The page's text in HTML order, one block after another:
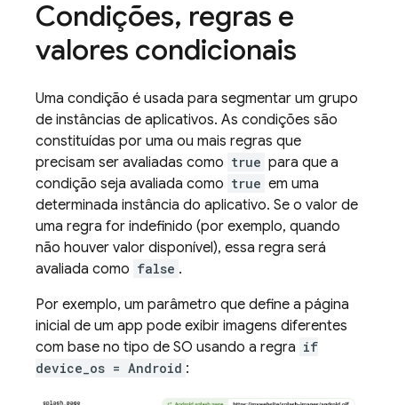
Condições, regras e
valores condicionais
Uma condição é usada para segmentar um grupo
de instâncias de aplicativos. As condições são
constituídas por uma ou mais regras que
precisam ser avaliadas como true para que a
condição seja avaliada como true em uma
determinada instância do aplicativo. Se o valor de
uma regra for indefinido (por exemplo, quando
não houver valor disponível), essa regra será
avaliada como false .
Por exemplo, um parâmetro que define a página
inicial de um app pode exibir imagens diferentes
com base no tipo de SO usando a regra if
device_os = Android :